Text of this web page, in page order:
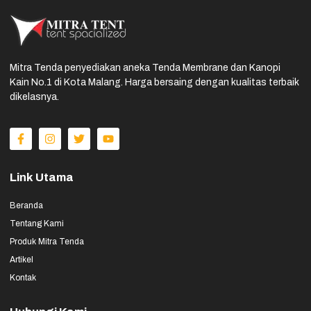
Mitra Tenda penyediakan aneka Tenda Membrane dan Kanopi
Kain No.1 di Kota Malang. Harga bersaing dengan kualitas terbaik
dikelasnya.
Link Utama
Beranda
Tentang Kami
Produk Mitra Tenda
Artikel
Kontak